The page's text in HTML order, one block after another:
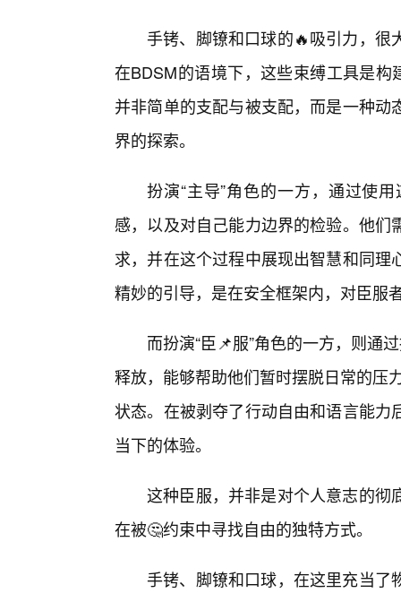
手铐、脚镣和口球的🔥吸引力，很
在BDSM的语境下，这些束缚工具是构
并非简单的支配与被支配，而是一种
界的探索。
扮演“主导”角色的一方，通过使
感，以及对自己能力边界的检验。他
求，并在这个过程中展现出智慧和同
精妙的引导，是在安全框架内，对臣服
而扮演“臣📌服”角色的一方，则通
释放，能够帮助他们暂时摆脱日常的压
状态。在被剥夺了行动自由和语言能
当下的体验。
这种臣服，并非是对个人意志的彻
在被🤔约束中寻找自由的独特方式。
手铐、脚镣和口球，在这里充当了